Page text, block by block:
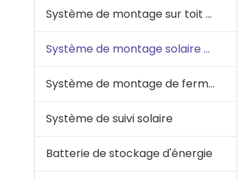
Système de montage sur toit solaire
Système de montage solaire au sol
Système de montage de ferme solaire
Système de suivi solaire
Batterie de stockage d'énergie